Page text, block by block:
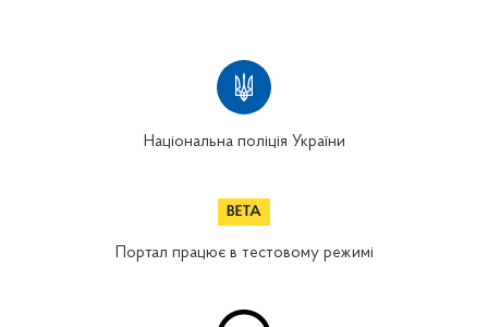
Національна поліція України
Портал працює в тестовому режимі